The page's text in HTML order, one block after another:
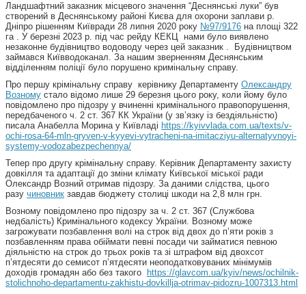
Ландшафтний заказник місцевого значення “Деснянські луки” був
створений в Деснянському районі Києва для охорони заплави р.
Дніпро рішенням Київради 28 липня 2020 року №97/9176 на площі 322
га . У березні 2023 р. під час рейду КЕКЦ нами було виявлено
незаконне будівництво водоводу через цей заказник . Будівництвом
займався Київводоканал. За нашим зверненням Деснянським
відділенням поліції було порушено кримінальну справу.
Про першу крімінальну справу керівнику Департаменту Олександру
Возному стало відомо лише 29 березня цього року, коли йому було
повідомлено про підозру у вчиненні кримінального правопорушення,
передбаченого ч. 2 ст. 367 КК України (у зв’язку із бездіяльністю)
писала Анабелла Морина у Київладі https://kyivvlada.com.ua/texts/v-
ochi-rosa-64-mln-gryven-v-kyyevi-vytracheni-na-imitacziyu-alternatyvnoyi-
systemy-vodozabezpechennya/
Тепер про другу крімінальну справу. Керівник Департаменту захисту
довкілля та адаптації до зміни клімату Київської міської ради
Олександр Возний отримав підозру. За даними слідства, цього
разу чиновник завдав бюджету столиці шкоди на 2,8 млн грн.
Возному повідомлено про підозру за ч. 2 ст. 367 (Службова
недбалість) Кримінального кодексу України. Возному може
загрожувати позбавлення волі на строк від двох до п’яти років з
позбавленням права обіймати певні посади чи займатися певною
діяльністю на строк до трьох років та зі штрафом від двохсот
п’ятдесяти до семисот п’ятдесяти неоподатковуваних мінімумів
доходів громадян або без такого
https://glavcom.ua/kyiv/news/ochilnik-
stolichnoho-departamentu-zakhistu-dovkillja-otrimav-pidozru-1007313.html